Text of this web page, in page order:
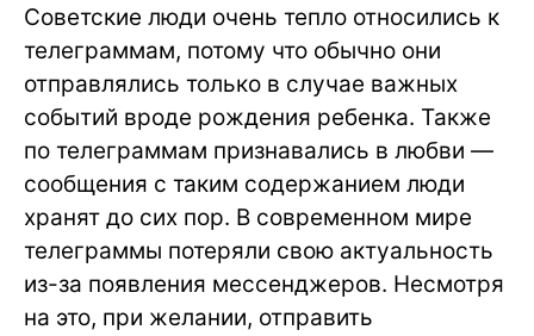
Советские люди очень тепло относились к
телеграммам, потому что обычно они
отправлялись только в случае важных
событий вроде рождения ребенка. Также
по телеграммам признавались в любви —
сообщения с таким содержанием люди
хранят до сих пор. В современном мире
телеграммы потеряли свою актуальность
из-за появления мессенджеров. Несмотря
на это, при желании, отправить